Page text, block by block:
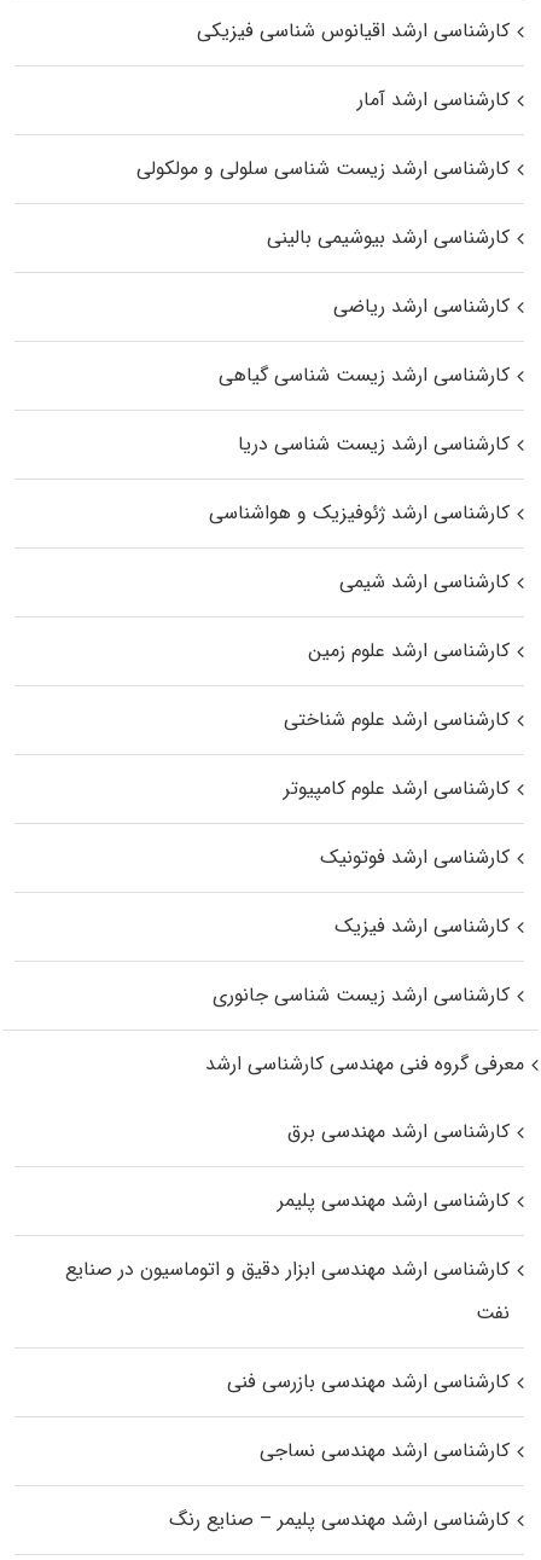
کارشناسی ارشد اقیانوس‌ شناسی فیزیکی
کارشناسی ارشد آمار
کارشناسی ارشد زیست شناسی سلولی و مولکولی
کارشناسی ارشد بیوشیمی بالینی
کارشناسی ارشد ریاضی
کارشناسی ارشد زیست‌ شناسی گیاهی
کارشناسی ارشد زیست‌ شناسی دریا
کارشناسی ارشد ژئوفیزیک و هواشناسی
کارشناسی ارشد شیمی
کارشناسی ارشد علوم زمین
کارشناسی ارشد علوم شناختی
کارشناسی ارشد علوم کامپیوتر
کارشناسی ارشد فوتونیک
کارشناسی ارشد فیزیک
کارشناسی ارشد زیست‌ شناسی جانوری
معرفی گروه فنی مهندسی کارشناسی ارشد
کارشناسی ارشد مهندسی برق
کارشناسی ارشد مهندسی پلیمر
کارشناسی ارشد مهندسی ابزار دقیق و اتوماسیون در صنایع
نفت
کارشناسی ارشد مهندسی بازرسی فنی
کارشناسی ارشد مهندسی نساجی
کارشناسی ارشد مهندسی پلیمر – صنایع رنگ